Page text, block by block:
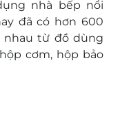
nhà bếp nổi
đã có hơn 600
nhau từ đồ dùng
cơm, hộp bảo
nhiệt ...
“Đơn giản và
đến con người
tục cho ra đời